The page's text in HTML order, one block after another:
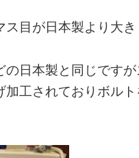
ス目が日本製より大
の日本製と同じです
加工されておりボル